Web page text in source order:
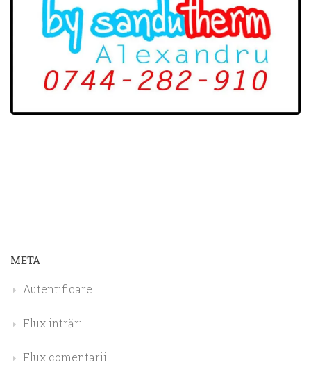
META
Autentificare
Flux intrări
Flux comentarii